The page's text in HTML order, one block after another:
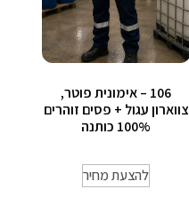
106 – אימונית פוטר,
צווארון עגול + פסים זוהרים
100% כותנה
להצעת מחיר